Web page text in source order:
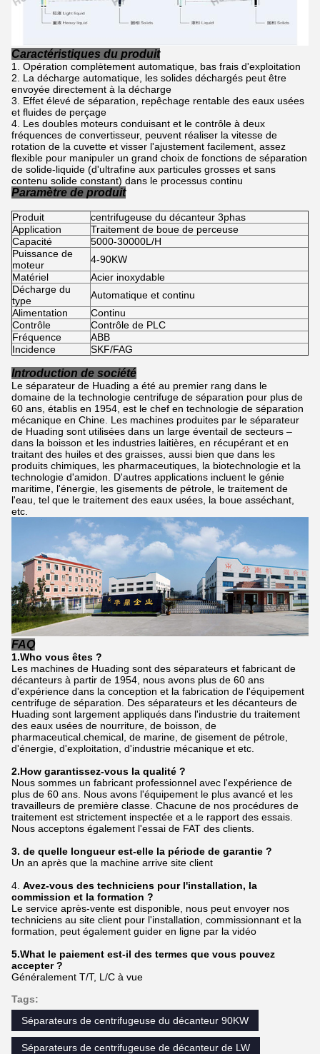
Caractéristiques du produit
Opération complètement automatique, bas frais d'exploitation
La décharge automatique, les solides déchargés peut être
envoyée directement à la décharge
Effet élevé de séparation, repêchage rentable des eaux usées
et fluides de perçage
Les doubles moteurs conduisant et le contrôle à deux
fréquences de convertisseur, peuvent réaliser la vitesse de
rotation de la cuvette et visser l'ajustement facilement, assez
flexible pour manipuler un grand choix de fonctions de séparation
de solide-liquide (d'ultrafine aux particules grosses et sans
contenu solide constant) dans le processus continu
Paramètre de produit
Produit
centrifugeuse du décanteur 3phas
Application
Traitement de boue de perceuse
Capacité
5000-30000L/H
Puissance de
moteur
4-90KW
Matériel
Acier inoxydable
Décharge du
type
Automatique et continu
Alimentation
Continu
Contrôle
Contrôle de PLC
Fréquence
ABB
Incidence
SKF/FAG
Introduction de société
Le séparateur de Huading a été au premier rang dans le
domaine de la technologie centrifuge de séparation pour plus de
60 ans, établis en 1954, est le chef en technologie de séparation
mécanique en Chine. Les machines produites par le séparateur
de Huading sont utilisées dans un large éventail de secteurs –
dans la boisson et les industries laitières, en récupérant et en
traitant des huiles et des graisses, aussi bien que dans les
produits chimiques, les pharmaceutiques, la biotechnologie et la
technologie d'amidon. D'autres applications incluent le génie
maritime, l'énergie, les gisements de pétrole, le traitement de
l'eau, tel que le traitement des eaux usées, la boue asséchant,
etc.
FAQ
1.Who vous êtes ?
Les machines de Huading sont des séparateurs et fabricant de
décanteurs à partir de 1954, nous avons plus de 60 ans
d'expérience dans la conception et la fabrication de l'équipement
centrifuge de séparation. Des séparateurs et les décanteurs de
Huading sont largement appliqués dans l'industrie du traitement
des eaux usées de nourriture, de boisson, de
pharmaceutical.chemical, de marine, de gisement de pétrole,
d'énergie, d'exploitation, d'industrie mécanique et etc.
2.How garantissez-vous la qualité ?
Nous sommes un fabricant professionnel avec l'expérience de
plus de 60 ans. Nous avons l'équipement le plus avancé et les
travailleurs de première classe. Chacune de nos procédures de
traitement est strictement inspectée et a le rapport des essais.
Nous acceptons également l'essai de FAT des clients.
3. de quelle longueur est-elle la période de garantie ?
Un an après que la machine arrive site client
4. Avez-vous des techniciens pour l'installation, la
commission et la formation ?
Le service après-vente est disponible, nous peut envoyer nos
techniciens au site client pour l'installation, commissionnant et la
formation, peut également guider en ligne par la vidéo
5.What le paiement est-il des termes que vous pouvez
accepter ?
Généralement T/T, L/C à vue
Tags:
Séparateurs de centrifugeuse du décanteur 90KW
Séparateurs de centrifugeuse de décanteur de LW